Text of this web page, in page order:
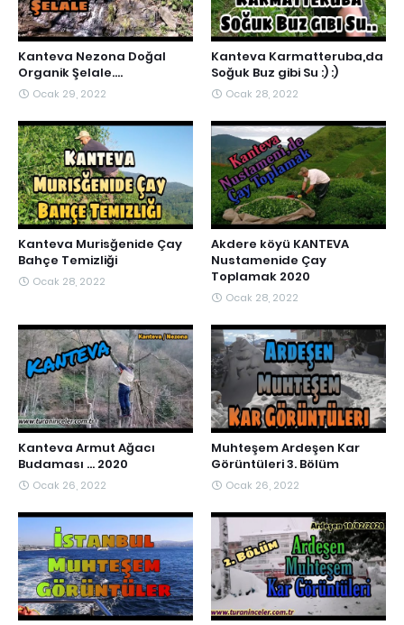
Kanteva Nezona Doğal
Organik Şelale....
Ocak 29, 2022
Kanteva Karmatteruba,da
Soğuk Buz gibi Su :) :)
Ocak 28, 2022
Kanteva Murisğenide Çay
Bahçe Temizliği
Ocak 28, 2022
Akdere köyü KANTEVA
Nustamenide Çay
Toplamak 2020
Ocak 28, 2022
Kanteva Armut Ağacı
Budaması ... 2020
Ocak 26, 2022
Muhteşem Ardeşen Kar
Görüntüleri 3. Bölüm
Ocak 26, 2022